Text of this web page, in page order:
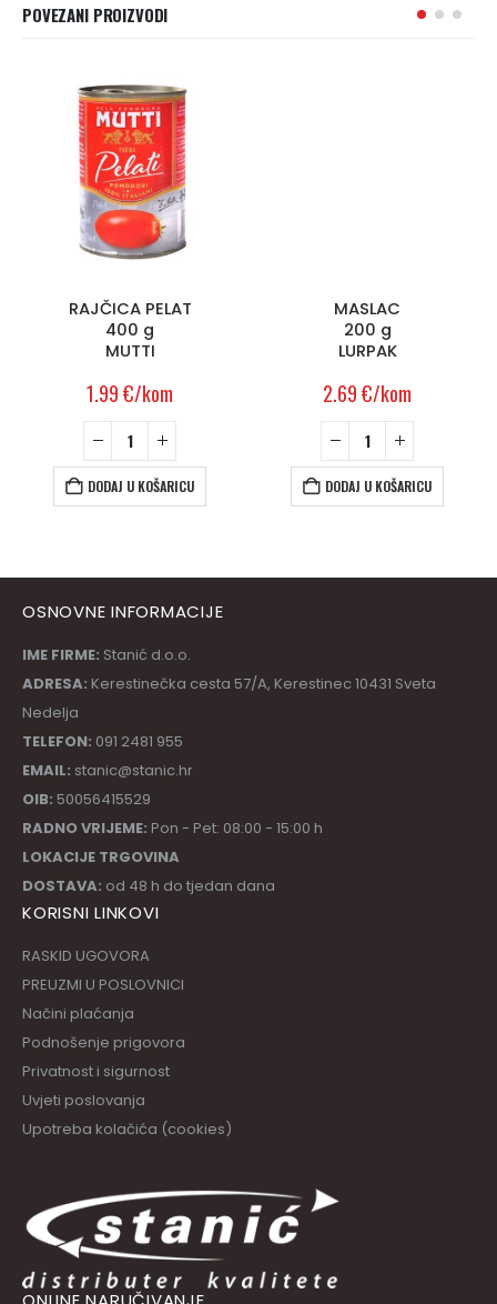
POVEZANI PROIZVODI
RAJČICA PELAT
400 g
MUTTI
1.99€/kom
DODAJ U KOŠARICU
MASLAC
200 g
LURPAK
2.69€/kom
DODAJ U KOŠARICU
OSNOVNE INFORMACIJE
IME FIRME: Stanić d.o.o.
ADRESA: Kerestinečka cesta 57/A, Kerestinec 10431 Sveta
Nedelja
TELEFON: 091 2481 955
EMAIL: stanic@stanic.hr
OIB: 50056415529
RADNO VRIJEME: Pon - Pet: 08:00 - 15:00 h
LOKACIJE TRGOVINA
DOSTAVA: od 48 h do tjedan dana
KORISNI LINKOVI
RASKID UGOVORA
PREUZMI U POSLOVNICI
Načini plaćanja
Podnošenje prigovora
Privatnost i sigurnost
Uvjeti poslovanja
Upotreba kolačića (cookies)